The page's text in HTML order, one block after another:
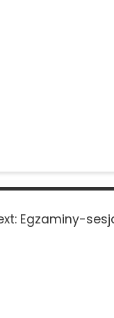
Next
Egzaminy-